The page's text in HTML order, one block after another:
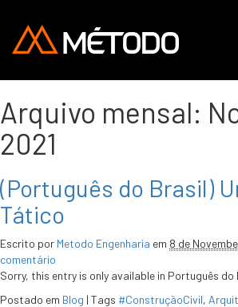
Arquivo mensal:
2021
(Português do Brasil)
Tático
Escrito por Metodo Engenharia em 8 de
comentário
Sorry, this entry is only available in Português do
Postado em Blog | Tags #ConstruçãoCivil,